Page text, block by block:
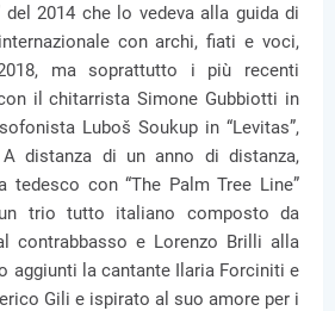
del 2014 che lo vedeva alla guida di
con archi, fiati e voci,
ma soprattutto i più recenti
il chitarrista Simone Gubbiotti in
Luboš Soukup in “Levitas”,
distanza di un anno di distanza,
tedesco con “The Palm Tree Line”
trio tutto italiano composto da
contrabbasso e Lorenzo Brilli alla
aggiunti la cantante Ilaria Forciniti e
Gili e ispirato al suo amore per i